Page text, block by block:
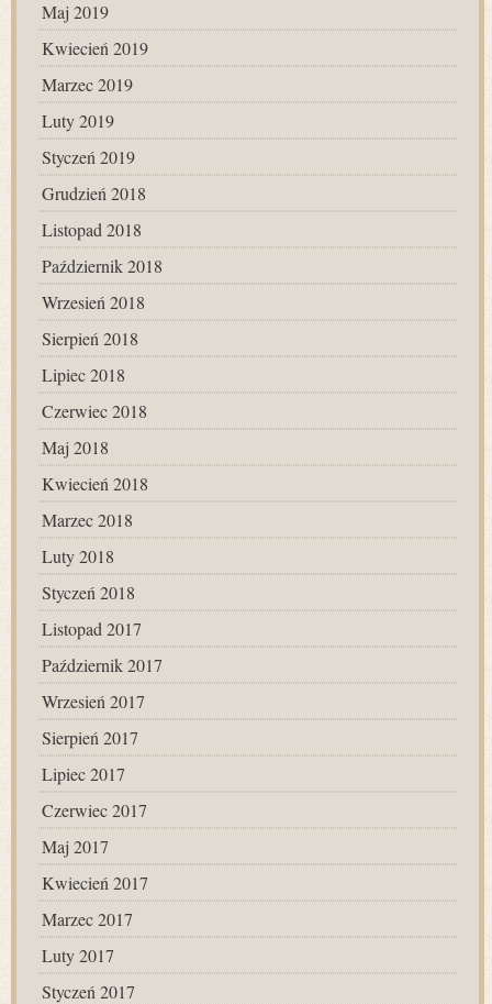
Maj 2019
Kwiecień 2019
Marzec 2019
Luty 2019
Styczeń 2019
Grudzień 2018
Listopad 2018
Październik 2018
Wrzesień 2018
Sierpień 2018
Lipiec 2018
Czerwiec 2018
Maj 2018
Kwiecień 2018
Marzec 2018
Luty 2018
Styczeń 2018
Listopad 2017
Październik 2017
Wrzesień 2017
Sierpień 2017
Lipiec 2017
Czerwiec 2017
Maj 2017
Kwiecień 2017
Marzec 2017
Luty 2017
Styczeń 2017